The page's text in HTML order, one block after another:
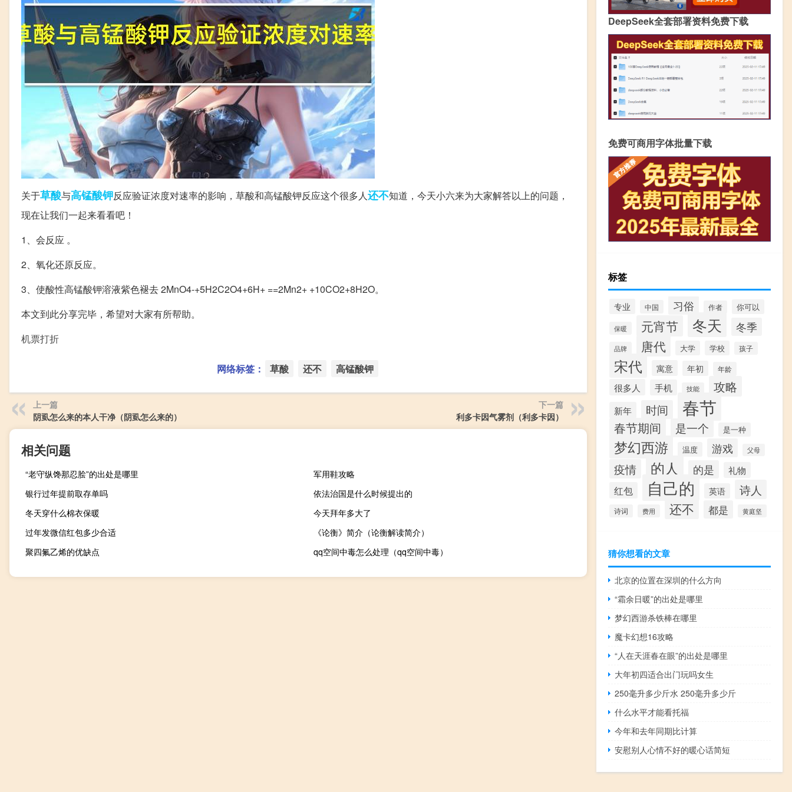
关于草酸与高锰酸钾反应验证浓度对速率的影响，草酸和高锰酸钾反应这个很多人还不知道，今天小六来为大家解答以上的问题，
现在让我们一起来看看吧！
1、会反应 。
2、氧化还原反应。
3、使酸性高锰酸钾溶液紫色褪去 2MnO4-+5H2C2O4+6H+ ==2Mn2+ +10CO2+8H2O。
本文到此分享完毕，希望对大家有所帮助。
机票打折
网络标签： 草酸 还不 高锰酸钾
上一篇
阴虱怎么来的本人干净（阴虱怎么来的）
下一篇
利多卡因气雾剂（利多卡因）
相关问题
“老守纵馋那忍脍”的出处是哪里
军用鞋攻略
银行过年提前取存单吗
依法治国是什么时候提出的
冬天穿什么棉衣保暖
今天拜年多大了
过年发微信红包多少合适
《论衡》简介（论衡解读简介）
聚四氟乙烯的优缺点
qq空间中毒怎么处理（qq空间中毒）
DeepSeek全套部署资料免费下载
免费可商用字体批量下载
标签
专业 中国 习俗 作者 你可以
保暖 元宵节 冬天 冬季
品牌 唐代 大学 学校 孩子
宋代 寓意 年初 年龄
很多人 手机 技能 攻略
新年 时间 春节
春节期间 是一个 是一种
梦幻西游 温度 游戏 父母
疫情 的人 的是 礼物
红包 自己的 英语 诗人
诗词 费用 还不 都是 黄庭坚
猜你想看的文章
北京的位置在深圳的什么方向
“霜余日暖”的出处是哪里
梦幻西游杀铁棒在哪里
魔卡幻想16攻略
“人在天涯春在眼”的出处是哪里
大年初四适合出门玩吗女生
250毫升多少斤水 250毫升多少斤
什么水平才能看托福
今年和去年同期比计算
安慰别人心情不好的暖心话简短